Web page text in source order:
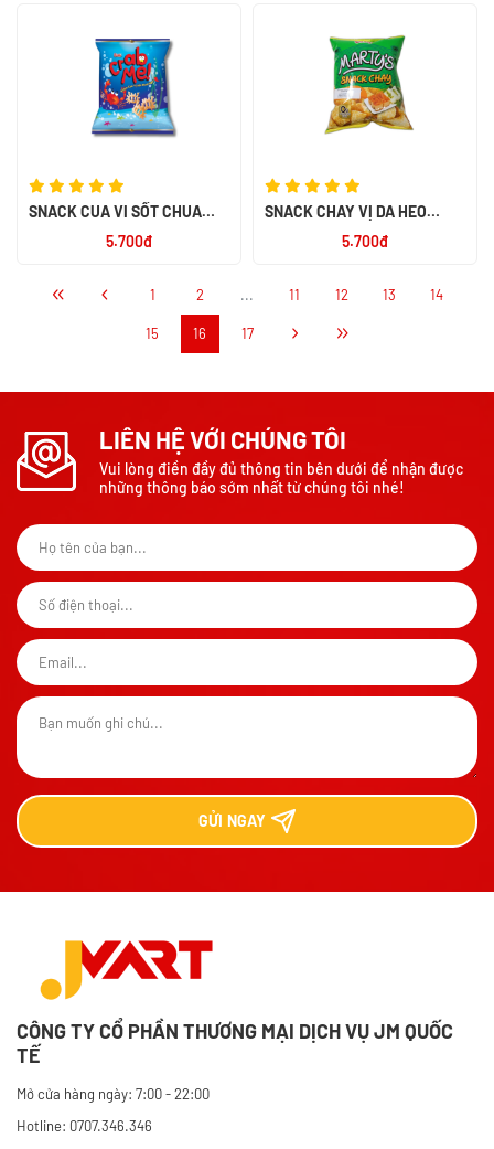
SNACK CUA VI SỐT CHUA
5.700đ
SNACK CHAY VỊ DA HEO
5.700đ
1 2 ... 11 12 13 14
15 16 17
LIÊN HỆ VỚI CHÚNG TÔI
Vui lòng điền đầy đủ thông tin bên dưới để nhận được
những thông báo sớm nhất từ chúng tôi nhé!
GỬI NGAY
CÔNG TY CỔ PHẦN THƯƠNG MẠI DỊCH VỤ JM QUỐC
TẾ
Mở cửa hàng ngày: 7:00 - 22:00
Hotline: 0707.346.346